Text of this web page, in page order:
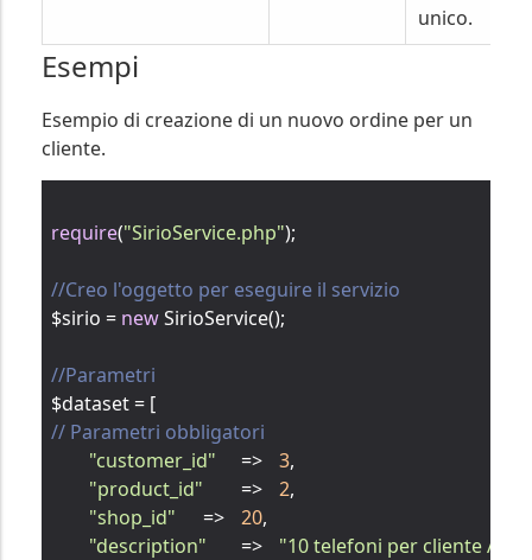
unico.
Esempi
Esempio di creazione di un nuovo ordine per un
cliente.
require("SirioService.php");
//Creo l'oggetto per eseguire il servizio
$sirio = new SirioService();
//Parametri
// Parametri obbligatori
"customer_id"
3,
"product_id"
2,
"shop_id"
20,
"description"
"10 telefoni per cliente ABC"